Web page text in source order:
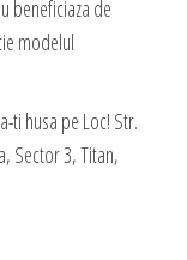
beneficiaza de
modelul
ti husa pe Loc! Str.
Sector 3, Titan,